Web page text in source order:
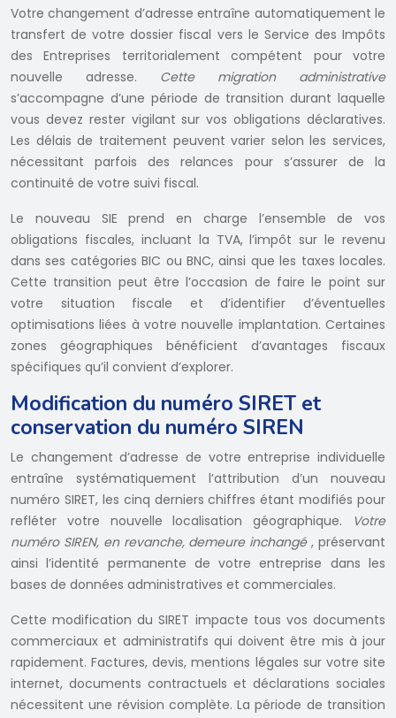
Votre changement d’adresse entraîne automatiquement le
transfert de votre dossier fiscal vers le Service des Impôts
des Entreprises territorialement compétent pour votre
nouvelle adresse. Cette migration administrative
s’accompagne d’une période de transition durant laquelle
vous devez rester vigilant sur vos obligations déclaratives.
Les délais de traitement peuvent varier selon les services,
nécessitant parfois des relances pour s’assurer de la
continuité de votre suivi fiscal.
Le nouveau SIE prend en charge l’ensemble de vos
obligations fiscales, incluant la TVA, l’impôt sur le revenu
dans ses catégories BIC ou BNC, ainsi que les taxes locales.
Cette transition peut être l’occasion de faire le point sur
votre situation fiscale et d’identifier d’éventuelles
optimisations liées à votre nouvelle implantation. Certaines
zones géographiques bénéficient d’avantages fiscaux
spécifiques qu’il convient d’explorer.
Modification du numéro SIRET et
conservation du numéro SIREN
Le changement d’adresse de votre entreprise individuelle
entraîne systématiquement l’attribution d’un nouveau
numéro SIRET, les cinq derniers chiffres étant modifiés pour
refléter votre nouvelle localisation géographique.
Votre
numéro SIREN, en revanche, demeure inchangé, préservant
ainsi l’identité permanente de votre entreprise dans les
bases de données administratives et commerciales.
Cette modification du SIRET impacte tous vos documents
commerciaux et administratifs qui doivent être mis à jour
rapidement. Factures, devis, mentions légales sur votre site
internet, documents contractuels et déclarations sociales
nécessitent une révision complète. La période de transition